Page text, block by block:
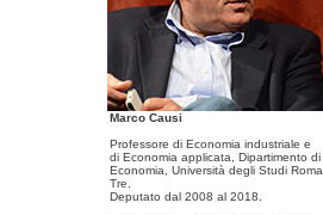
Marco Causi
Professore di Economia industriale e
di Economia applicata, Dipartimento di
Economia, Università degli Studi Roma
Tre.
Deputato dal 2008 al 2018.